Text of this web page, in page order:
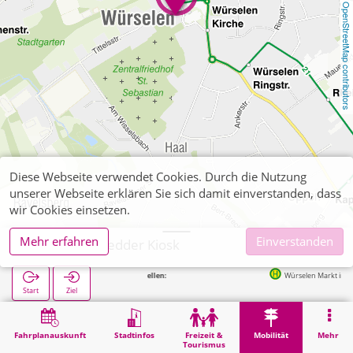
OpenStreetMap contributors
Fahrplanauskunft Stadtinfos
Freizeit &
Tourismus
Mobilität Mehr
Würselen, Fedder Kiosk
Start Ziel
Nächste Haltestellen: Würselen Markt in 71m
Mobilität Würselen, Fedder Kiosk
Diese Webseite verwendet Cookies. Durch die Nutzung
unserer Webseite erklären Sie sich damit einverstanden, dass
wir Cookies einsetzen.
Mehr erfahren
Einverstanden